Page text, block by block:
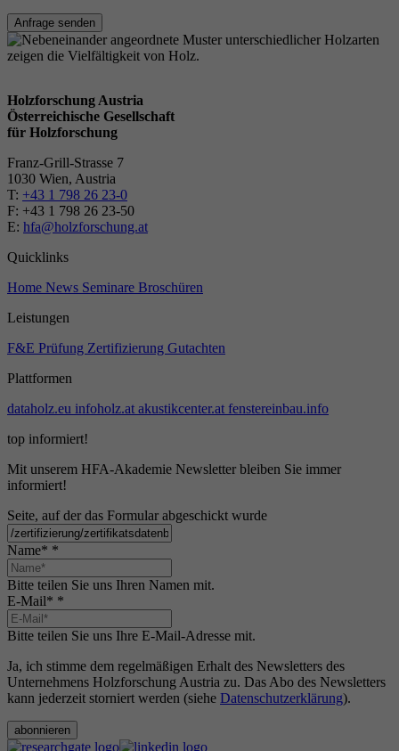
Anfrage senden
Holzforschung Austria
Österreichische Gesellschaft
für Holzforschung
Franz-Grill-Strasse 7
1030 Wien, Austria
T: +43 1 798 26 23-0
​​F: +43 1 798 26 23-50
E: hfa@holzforschung.at
Quicklinks
Home News Seminare Broschüren
Leistungen
F&E Prüfung Zertifizierung Gutachten
Plattformen
dataholz.eu infoholz.at akustikcenter.at fenstereinbau.info
top informiert!
Mit unserem HFA-Akademie Newsletter bleiben Sie immer
informiert!
Seite, auf der das Formular abgeschickt wurde
Name* *
Bitte teilen Sie uns Ihren Namen mit.
E-Mail* *
Bitte teilen Sie uns Ihre E-Mail-Adresse mit.
Ja, ich stimme dem regelmäßigen Erhalt des Newsletters des
Unternehmens Holzforschung Austria zu. Das Abo des Newsletters
kann jederzeit storniert werden (siehe Datenschutzerklärung).
abonnieren